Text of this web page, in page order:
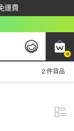
運費
優惠即減$50
0
2 件貨品